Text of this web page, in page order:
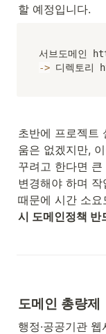
할 예정입니다.
서브도메인
-> 디렉토리
초반에 프로젝트
움은 없겠지만,
꾸려고 한다면
변경해야 하며
때문에 시간 소
시 도메인정책 반
도메인 총량제
행정·공공기관